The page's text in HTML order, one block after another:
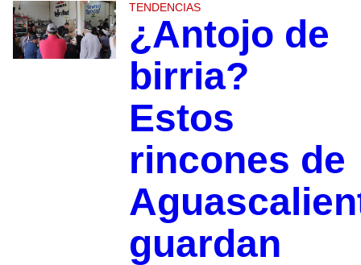
TENDENCIAS
¿Antojo de
birria?
Estos
rincones de
guardan